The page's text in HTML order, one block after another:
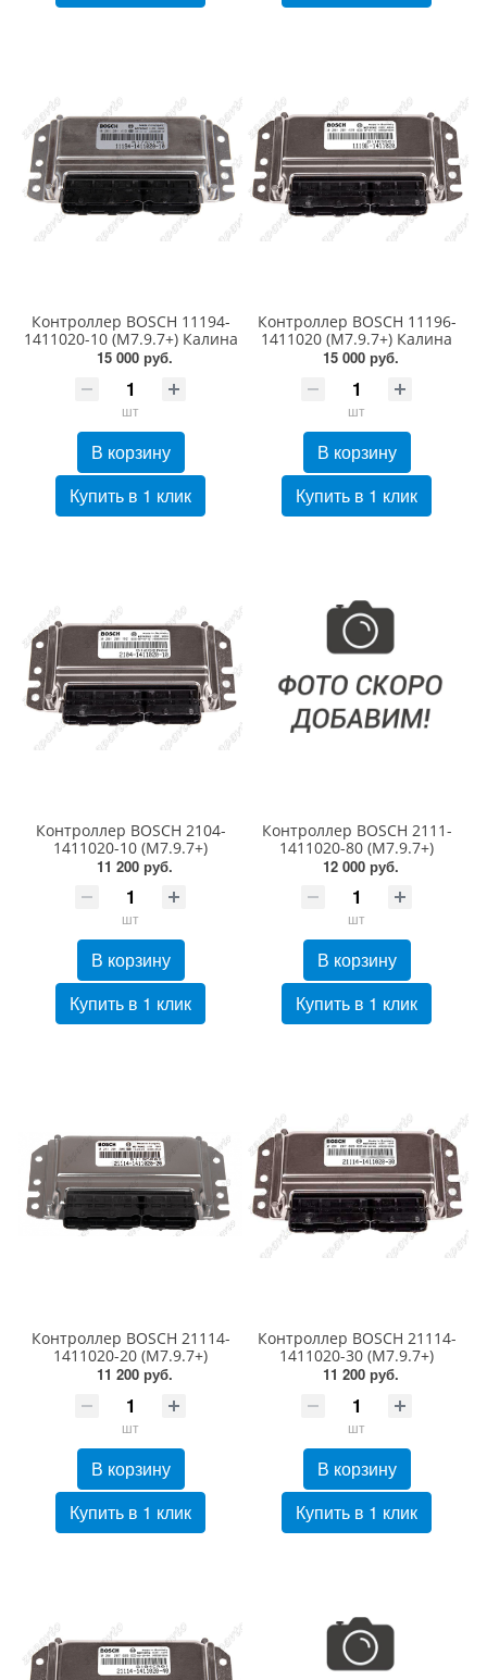
Контроллер BOSCH 11194-
1411020-10 (М7.9.7+) Калина
15 000 руб.
шт
В корзину
Купить в 1 клик
Контроллер BOSCH 11196-
1411020 (М7.9.7+) Калина
15 000 руб.
шт
В корзину
Купить в 1 клик
Контроллер BOSCH 2104-
1411020-10 (М7.9.7+)
11 200 руб.
шт
В корзину
Купить в 1 клик
Контроллер BOSCH 2111-
1411020-80 (M7.9.7+)
12 000 руб.
шт
В корзину
Купить в 1 клик
Контроллер BOSCH 21114-
1411020-20 (M7.9.7+)
11 200 руб.
шт
В корзину
Купить в 1 клик
Контроллер BOSCH 21114-
1411020-30 (M7.9.7+)
11 200 руб.
шт
В корзину
Купить в 1 клик